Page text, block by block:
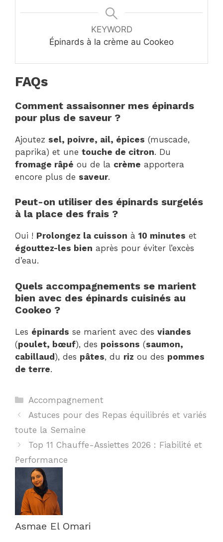
KEYWORD
Épinards à la crème au Cookeo
FAQs
Comment assaisonner mes épinards
pour plus de saveur ?
Ajoutez sel, poivre, ail, épices (muscade,
paprika) et une touche de citron. Du
fromage râpé ou de la crème apportera
encore plus de saveur.
Peut-on utiliser des épinards surgelés
à la place des frais ?
Oui ! Prolongez la cuisson à 10 minutes et
égouttez-les bien après pour éviter l’excès
d’eau.
Quels accompagnements se marient
bien avec des épinards cuisinés au
Cookeo ?
Les épinards se marient avec des viandes
(poulet, bœuf), des poissons (saumon,
cabillaud), des pâtes, du riz ou des pommes
de terre.
Catégories
Accompagnement
Astuces pour des Repas équilibrés et variés
toute la Semaine
Top 11 Chauffe-Assiettes 2026 : Fiabilité et
Performance
Asmae El Omari